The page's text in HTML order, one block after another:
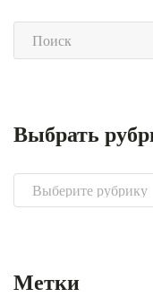
Выбрать
Выбрать
рубрику
Метки